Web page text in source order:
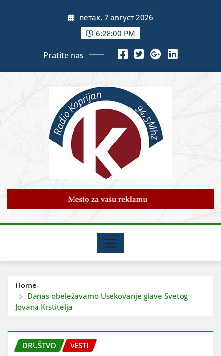
петак, 7 август 2026
6:28:02 PM
Pratite nas
Home
Danas obeležavamo Usekovanje glave Svetog
Jovana Krstitelja
DRUŠTVO VESTI